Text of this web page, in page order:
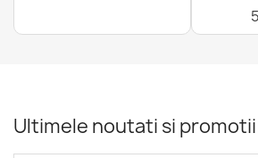
Ultimele noutati si